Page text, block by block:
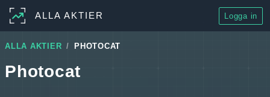
ALLA AKTIER Logga in
ALLA AKTIER PHOTOCAT
Photocat